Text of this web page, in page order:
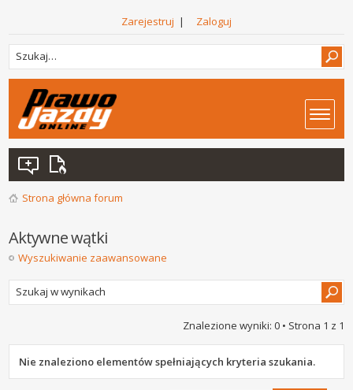
Zarejestruj | Zaloguj
Strona główna forum
Aktywne wątki
Wyszukiwanie zaawansowane
Znalezione wyniki: 0 • Strona 1 z 1
Nie znaleziono elementów spełniających kryteria szukania.